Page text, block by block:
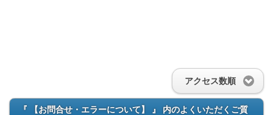
アクセス数順
『 【お問合せ・エラーについて】 』 内のよくいただくご質